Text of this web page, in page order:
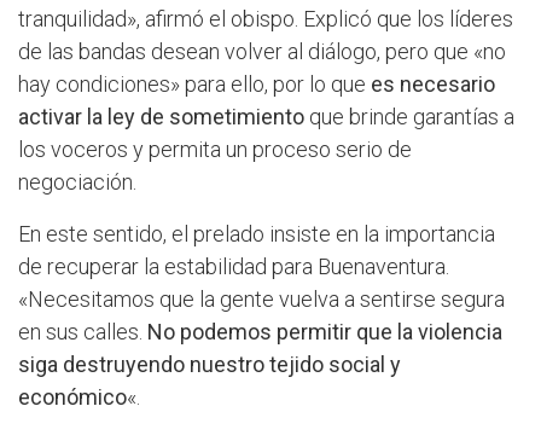
tranquilidad», afirmó el obispo. Explicó que los líderes
de las bandas desean volver al diálogo, pero que «no
hay condiciones» para ello, por lo que es necesario
activar la ley de sometimiento que brinde garantías a
los voceros y permita un proceso serio de
negociación.
En este sentido, el prelado insiste en la importancia
de recuperar la estabilidad para Buenaventura.
«Necesitamos que la gente vuelva a sentirse segura
en sus calles. No podemos permitir que la violencia
siga destruyendo nuestro tejido social y
económico«.